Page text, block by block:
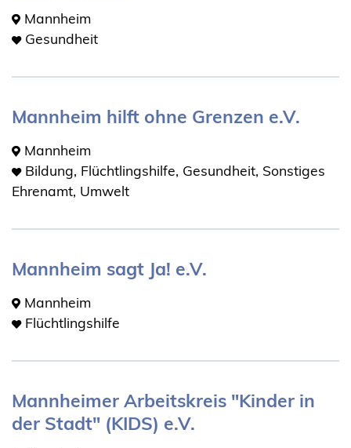
Mannheim
Gesundheit
Mannheim hilft ohne Grenzen e.V.
Mannheim
Bildung, Flüchtlingshilfe, Gesundheit, Sonstiges
Ehrenamt, Umwelt
Mannheim sagt Ja! e.V.
Mannheim
Flüchtlingshilfe
Mannheimer Arbeitskreis "Kinder in
der Stadt" (KIDS) e.V.